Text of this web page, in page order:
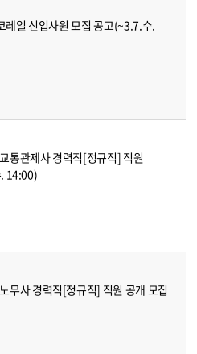
레일 신입사원 모집 공고(~3.7.수.
통관제사 경력직[정규직] 직원
14:00)
무사 경력직[정규직] 직원 공개 모집